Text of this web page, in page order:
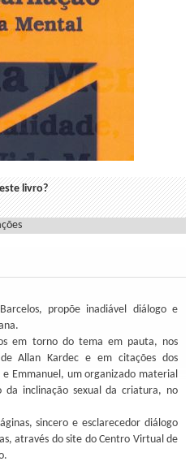
livro?
propõe inadiável diálogo e
em torno do tema em pauta, nos
Allan Kardec e em citações dos
e Emmanuel, um organizado material
da inclinação sexual da criatura, no
sincero e esclarecedor diálogo
através do site do Centro Virtual de